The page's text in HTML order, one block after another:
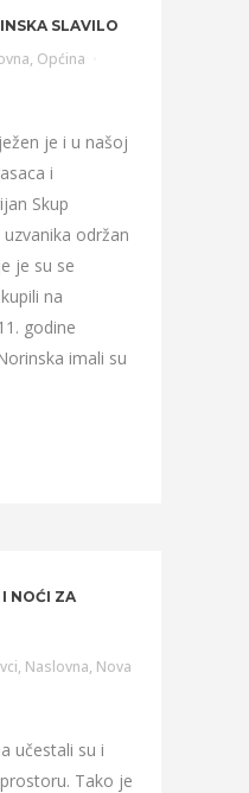
SLAVILO
, Općina
je i u našoj
i
Skup
održan
je su se
na
godine
imali su
NOĆI ZA
, Naslovna, Nova
učestali su i
Tako je